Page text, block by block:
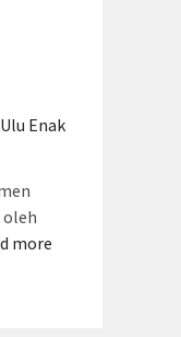
Enak
oleh
more